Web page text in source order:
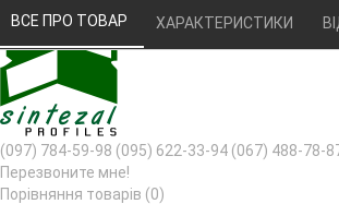
РУС УКР
(097) 784-59-98 (095) 622-33-94 (067) 488-78-
Перезвоните мне!
Порівняння товарів (0)
ВСЕ ПРО ТОВАР ХАРАКТЕРИСТИКИ